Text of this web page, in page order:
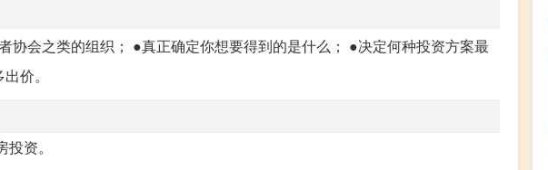
协会之类的组织； ●真正确定你想要得到的是什么； ●决定何种投资方案最
价。
资。